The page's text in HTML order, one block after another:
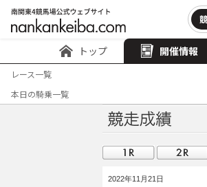
トップ 開催情報
レース一覧
本日の騎乗一覧
2022年11月21日